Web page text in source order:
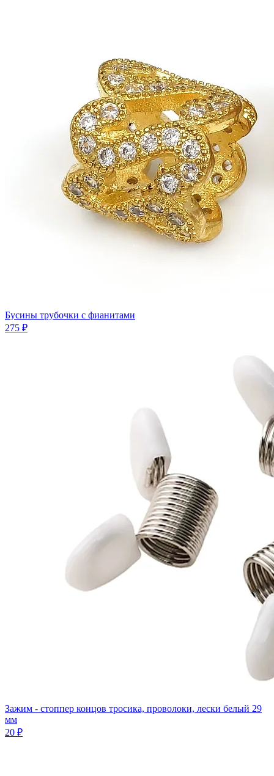
Бусины трубочки с фианитами
275 ₽
Зажим - стоппер концов тросика, проволоки, лески белый 29
мм
20 ₽